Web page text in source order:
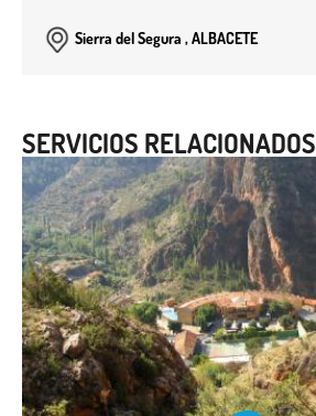
Sierra del Segura , ALBACETE
SERVICIOS RELACIONADOS